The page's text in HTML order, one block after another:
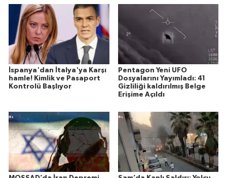
İspanya'dan İtalya'ya Karşı
hamle! Kimlik ve Pasaport
Kontrolü Başlıyor
Pentagon Yeni UFO
Dosyalarını Yayımladı: 41
Gizliliği kaldırılmış Belge
Erişime Açıldı